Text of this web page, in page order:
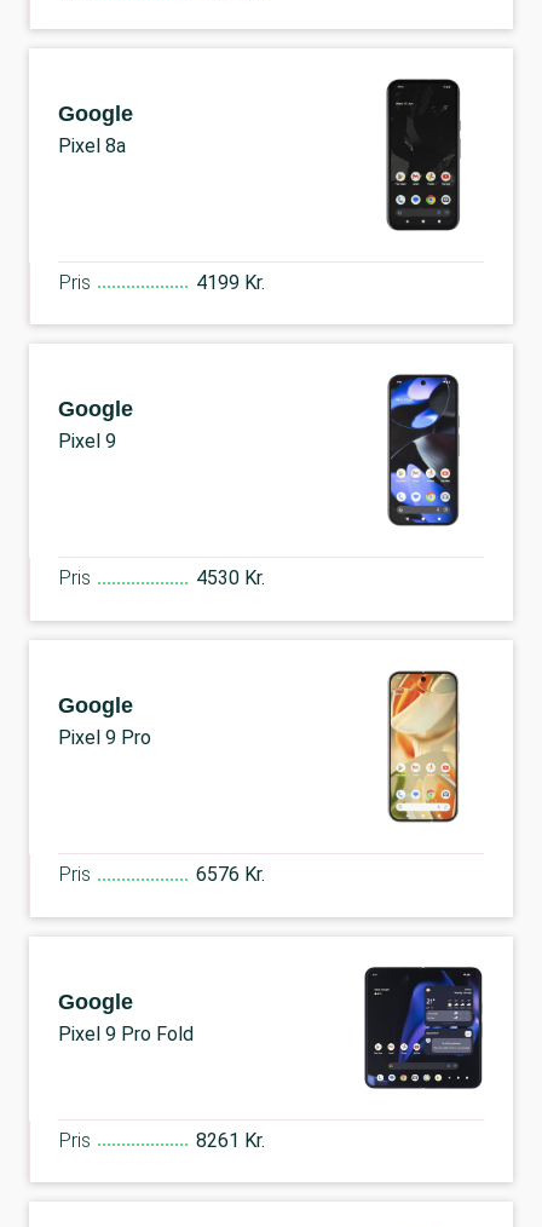
Google
Pixel 8a
Pris 4199 Kr.
Google
Pixel 9
Pris 4530 Kr.
Google
Pixel 9 Pro
Pris 6576 Kr.
Google
Pixel 9 Pro Fold
Pris 8261 Kr.